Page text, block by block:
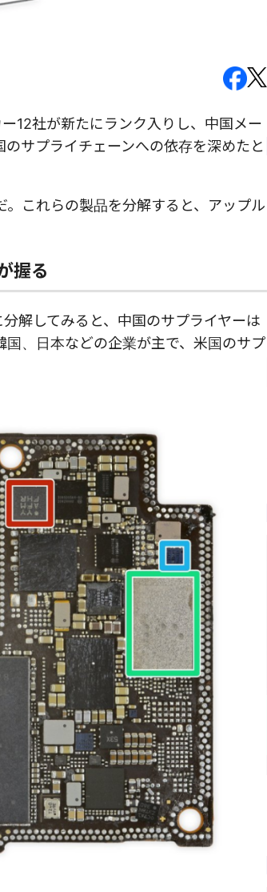
12社が新たにランク入りし、中国メー
サプライチェーンへの依存を深めたと
これらの製品を分解すると、アップル
握る
解してみると、中国のサプライヤーは
、日本などの企業が主で、米国のサプ